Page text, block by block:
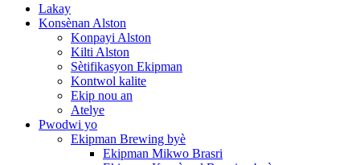
Lakay
Konsènan Alston
Konpayi Alston
Kilti Alston
Sètifikasyon Ekipman
Kontwol kalite
Ekip nou an
Atelye
Pwodwi yo
Ekipman Brewing byè
Ekipman Mikwo Brasri